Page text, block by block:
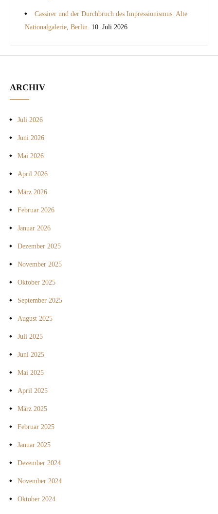
Cassirer und der Durchbruch des Impressionismus. Alte
Nationalgalerie, Berlin. 10. Juli 2026
ARCHIV
Juli 2026
Juni 2026
Mai 2026
April 2026
März 2026
Februar 2026
Januar 2026
Dezember 2025
November 2025
Oktober 2025
September 2025
August 2025
Juli 2025
Juni 2025
Mai 2025
April 2025
März 2025
Februar 2025
Januar 2025
Dezember 2024
November 2024
Oktober 2024